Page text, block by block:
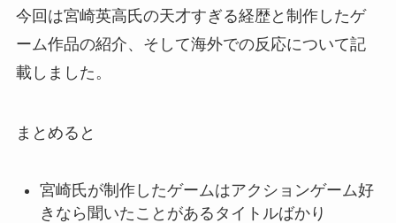
今回は宮崎英高氏の天才すぎる経歴と制作したゲ
ーム作品の紹介、そして海外での反応について記
載しました。
まとめると
宮崎氏が制作したゲームはアクションゲーム好
きなら聞いたことがあるタイトルばかり